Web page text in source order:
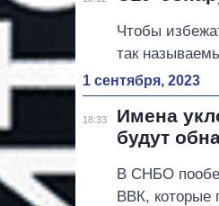
Чтобы
так
1 сентября, 2023
18:33
Имена
будут
В СНБО
ВВК, которые